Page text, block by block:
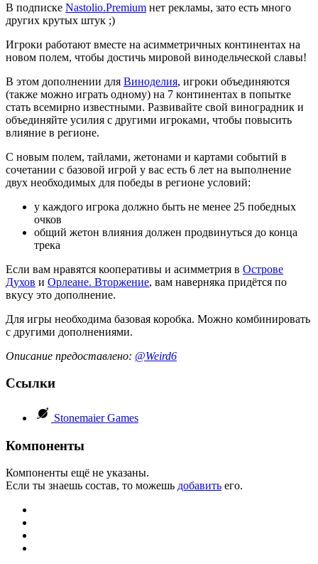
В подписке Nastolio.Premium нет рекламы, зато есть много
других крутых штук ;)
Игроки работают вместе на асимметричных континентах на
новом полем, чтобы достичь мировой винодельческой славы!
В этом дополнении для Виноделия, игроки объединяются
(также можно играть одному) на 7 континентах в попытке
стать всемирно известными. Развивайте свой виноградник и
объединяйте усилия с другими игроками, чтобы повысить
влияние в регионе.
С новым полем, тайлами, жетонами и картами событий в
сочетании с базовой игрой у вас есть 6 лет на выполнение
двух необходимых для победы в регионе условий:
у каждого игрока должно быть не менее 25 победных
очков
общий жетон влияния должен продвинуться до конца
трека
Если вам нравятся кооперативы и асимметрия в Острове
Духов и Орлеане. Вторжение, вам наверняка придётся по
вкусу это дополнение.
Для игры необходима базовая коробка. Можно комбинировать
с другими дополнениями.
Описание предоставлено: @Weird6
Ссылки
Stonemaier Games
Компоненты
Компоненты ещё не указаны.
Если ты знаешь состав, то можешь добавить его.